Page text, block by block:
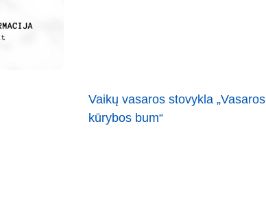
Vaikų vasaros stovykla „Vasaros
kūrybos bum“